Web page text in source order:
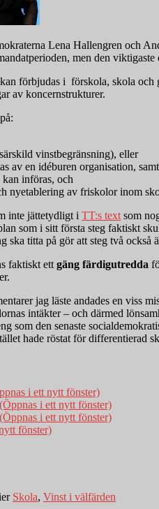
Lena Hallengren och
men den
förbjudas i förskola, skola och
av koncernstrukturer.
vinstbegränsning), eller
av en idéburen organisation, samt
införas, och
nyetablering av friskolor inom
inte jättetydligt i TT:s text som
som i sitt första steg faktiskt
titta på gör att steg två också
faktiskt ett gäng färdigutredda
jag läste andades en viss
intäkter – och därmed
som den senaste
hade röstat för differentierad
i ett nytt fönster)
i ett nytt fönster)
i ett nytt fönster)
fönster)
Skola, Vinst i välfärden